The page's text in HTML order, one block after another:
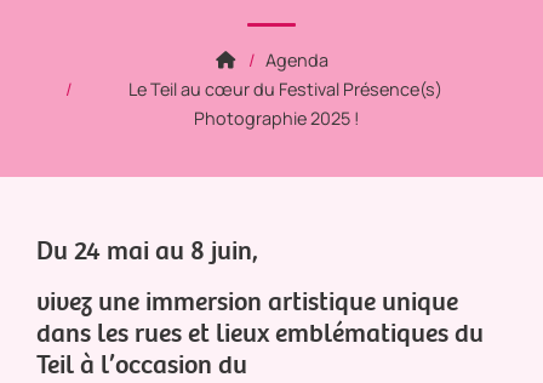
Agenda
Le Teil au cœur du Festival Présence(s)
Photographie 2025 !
Du 24 mai au 8 juin,
vivez une immersion artistique unique
dans les rues et lieux emblématiques du
Teil à l’occasion du